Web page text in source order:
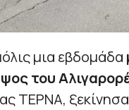
μια εβδομάδα
του
ΤΕΡΝΑ,